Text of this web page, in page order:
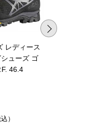
レディース
シューズ ゴ
46.4
）